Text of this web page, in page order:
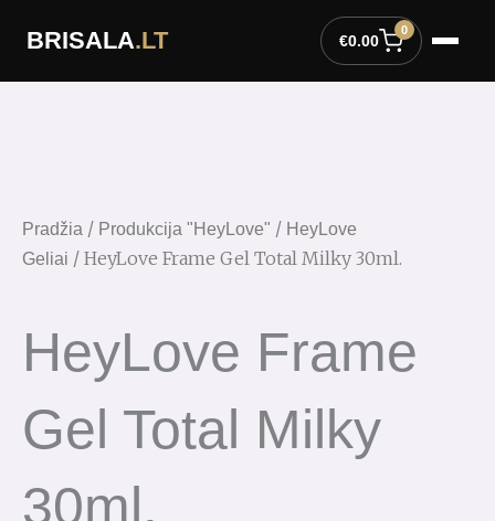
BRISALA.LT €0.00
0
Pradžia / Produkcija "HeyLove" / HeyLove
Geliai / HeyLove Frame Gel Total Milky 30ml.
HeyLove Frame
Gel Total Milky
30ml.